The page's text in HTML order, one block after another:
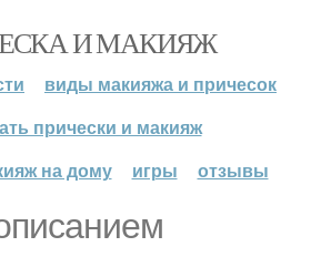
И МАКИЯЖ
виды макияжа и причесок
прически и макияж
на дому
игры отзывы